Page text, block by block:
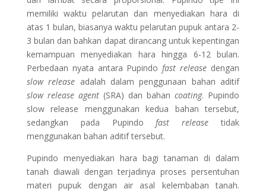
memiliki waktu pelarutan dan menyediakan hara di
atas 1 bulan, biasanya waktu pelarutan pupuk antara 2-
3 bulan dan bahkan dapat dirancang untuk kepentingan
kemampuan menyediakan hara hingga 6-12 bulan.
Perbedaan nyata antara Pupindofast release dengan
slow release adalah dalam penggunaan bahan aditif
slow release agent(SRA) dan bahancoating. Pupindo
slow release menggunakan kedua bahan tersebut,
sedangkan pada Pupindofast releasetidak
menggunakan bahan aditif tersebut.
Pupindo menyediakan hara bagi tanaman di dalam
tanah diawali dengan terjadinya proses persentuhan
materi pupuk dengan air asal kelembaban tanah.